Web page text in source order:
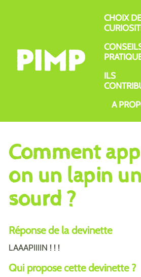
CHOIX
ILS
A
Comment
on un lapin
sourd ?
Réponse de la devinette
LAAAPIIIIN ! ! !
Qui propose cette devinette ?